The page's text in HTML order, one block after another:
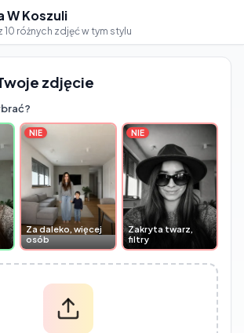
W Koszuli
10 różnych zdjęć w tym stylu
zdjęcie
NIE
Za daleko, więcej
osób
NIE
Zakryta twarz,
filtry